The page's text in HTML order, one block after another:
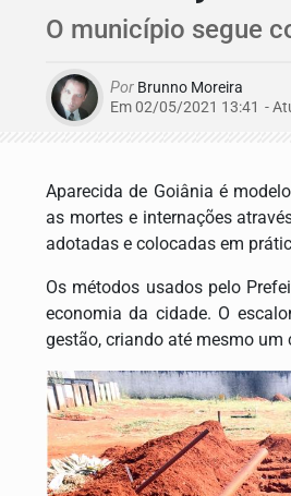
O município segue
Por Brunno Moreira
Em 02/05/2021 13:41 -
Aparecida de Goiânia é
as mortes e internações
adotadas e colocadas em
Os métodos usados pelo
economia da cidade. O
gestão, criando até mesmo